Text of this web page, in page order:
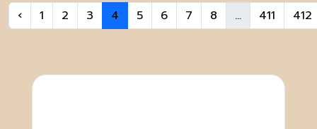
‹ 1 2 3 4 5 6 7 8 ... 411 412